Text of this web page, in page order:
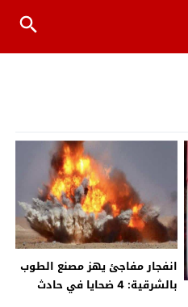
انفجار مفاجئ يهز مصنع الطوب
بالشرقية: 4 ضحايا في حادث